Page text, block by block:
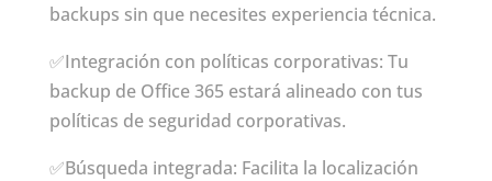
backups sin que necesites experiencia técnica.
✅Integración con políticas corporativas: Tu
backup de Office 365 estará alineado con tus
políticas de seguridad corporativas.
✅Búsqueda integrada: Facilita la localización